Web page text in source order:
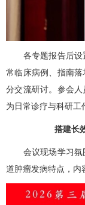
各专题报告后设
常临床病例、指南
分交流研讨。参会
为日常诊疗与科研工
搭建长
会议现场学习氛
道肿瘤发病特点，内